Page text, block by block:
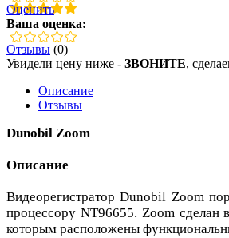
Оценить
Ваша оценка:
Отзывы (0)
Увидели цену ниже - ЗВОНИТЕ,
Описание
Отзывы
Dunobil Zoom
Описание
Видеорегистратор Dunobil Zoom
процессору NT96655. Zoom
которым расположены